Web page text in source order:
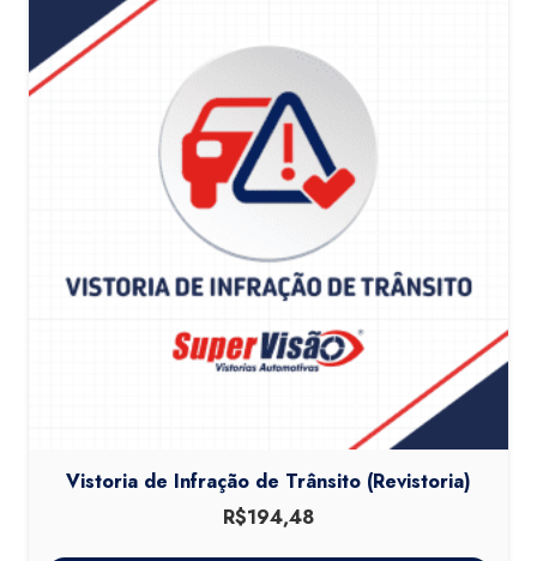
Vistoria de Infração de Trânsito (Revistoria)
R$194,48